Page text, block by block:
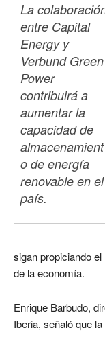
La
entre Capital
Energy y
Verbund Green
Power
contribuirá a
aumentar la
capacidad de
almacenamient
o de energía
renovable en el
país.
sigan propiciando
de la economía.
Enrique Barbudo,
Iberia, señaló que